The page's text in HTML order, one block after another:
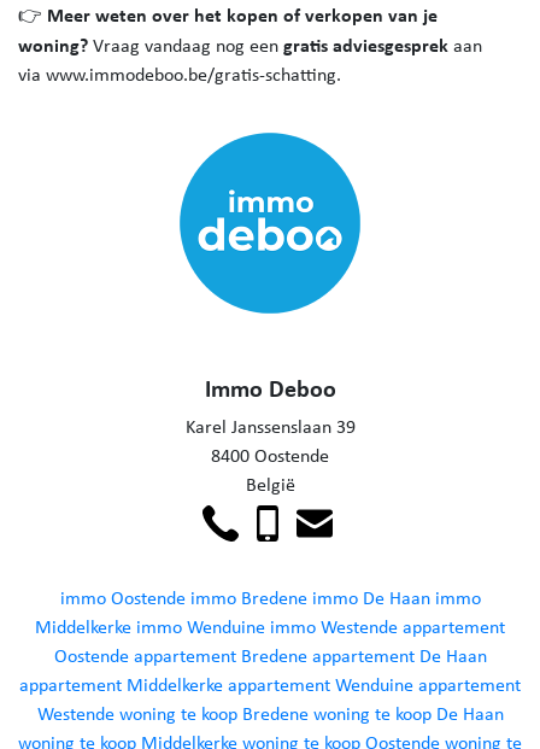
👉 Meer weten over het kopen of verkopen van je
woning?Vraag vandaag nog eengratis adviesgesprekaan
via www.immodeboo.be/gratis-schatting.
Immo Deboo
Karel Janssenslaan 39
8400 Oostende
België
immo Oostende immo Bredene immo De Haan immo
Middelkerke immo Wenduine immo Westendeappartement
Oostende appartement Bredene appartement De Haan
appartement Middelkerkeappartement Wenduineappartement
Westende woning te koop Bredene woning te koop De Haan
woning te koop Middelkerkewoning te koop Oostendewoning te